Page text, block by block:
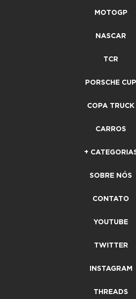
MOTOGP
NASCAR
TCR
PORSCHE CUP
COPA TRUCK
CARROS
+
SOBRE NÓS
CONTATO
YOUTUBE
TWITTER
INSTAGRAM
THREADS